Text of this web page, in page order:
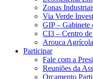
Zonas
Via Verde
GIP – Gabinete
CI3 – Centro
Arouca Agrícola
Participar
Fale com a
Reuniões da
Orçamento